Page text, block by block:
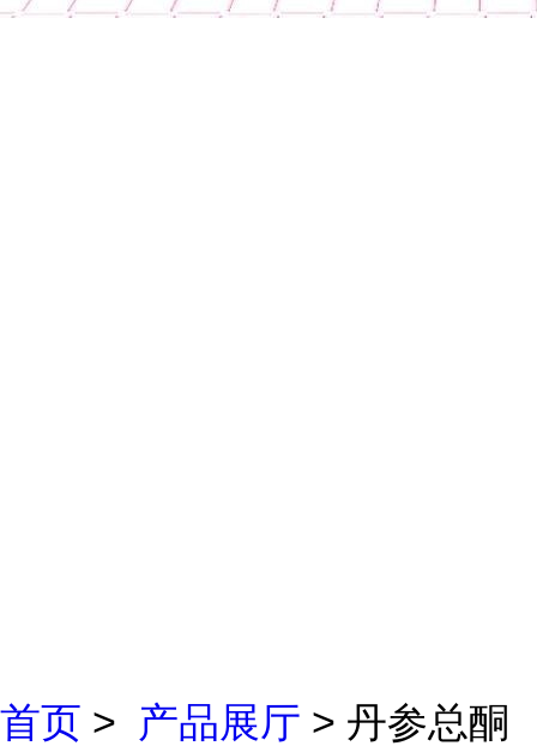
首页 > 产品展厅 > 丹参总酮